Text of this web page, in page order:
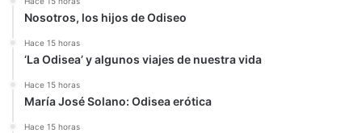
Nosotros, los hijos de Odiseo
Hace 15 horas
‘La Odisea’ y algunos viajes de nuestra vida
Hace 15 horas
María José Solano: Odisea erótica
Hace 15 horas